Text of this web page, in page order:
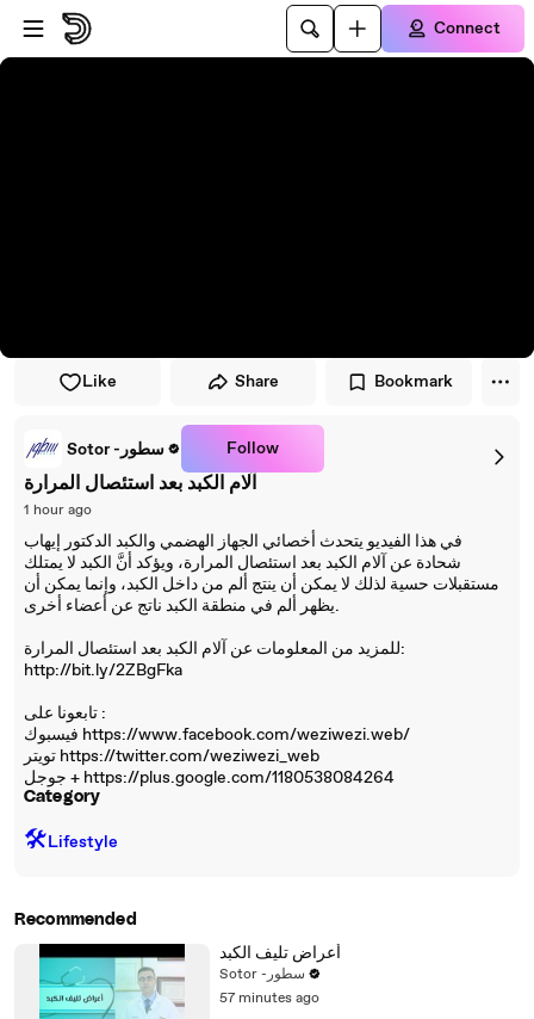
Skip to player
Skip to main content
Connect
Like Share Bookmark
Sotor -سطور Follow
آلام الكبد بعد استئصال المرارة
1 hour ago
في هذا الفيديو يتحدث أخصائي الجهاز الهضمي والكبد الدكتور إيهاب
شحادة عن آلام الكبد بعد استئصال المرارة، ويؤكد أنَّ الكبد لا يمتلك
مستقبلات حسية لذلك لا يمكن أن ينتج ألم من داخل الكبد، وإنما يمكن أن
يظهر ألم في منطقة الكبد ناتج عن أعضاء أخرى.
للمزيد من المعلومات عن آلام الكبد بعد استئصال المرارة:
http://bit.ly/2ZBgFka
تابعونا على :
فيسبوك https://www.facebook.com/weziwezi.web/
تويتر https://twitter.com/weziwezi_web
جوجل + https://plus.google.com/1180538084264
Category
🛠️Lifestyle
Recommended
أعراض تليف الكبد
Sotor -سطور
57 minutes ago